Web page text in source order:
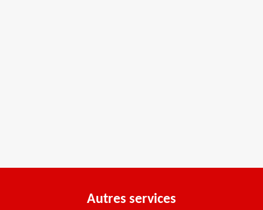
Autres services